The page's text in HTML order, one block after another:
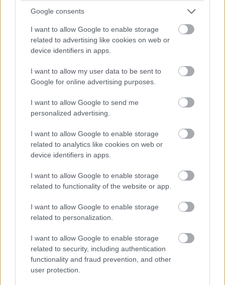
Google consents
I want to allow Google to enable storage
related to advertising like cookies on web or
device identifiers in apps.
I want to allow my user data to be sent to
Google for online advertising purposes.
I want to allow Google to send me
personalized advertising.
I want to allow Google to enable storage
related to analytics like cookies on web or
device identifiers in apps.
I want to allow Google to enable storage
related to functionality of the website or app.
I want to allow Google to enable storage
related to personalization.
I want to allow Google to enable storage
related to security, including authentication
functionality and fraud prevention, and other
user protection.